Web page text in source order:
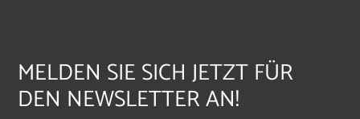
MELDEN SIE SICH JETZT FÜR
DEN NEWSLETTER AN!